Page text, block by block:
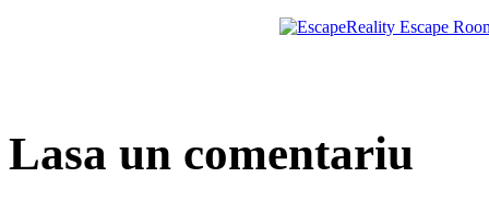
Lasa un comentariu